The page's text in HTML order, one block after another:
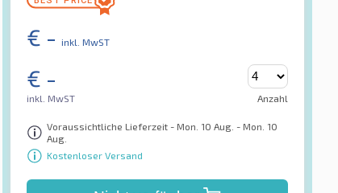
€ - inkl. MwST
€ -
inkl. MwST Anzahl
Voraussichtliche Lieferzeit - Mon. 10 Aug. - Mon. 10
Aug.
Kostenloser Versand